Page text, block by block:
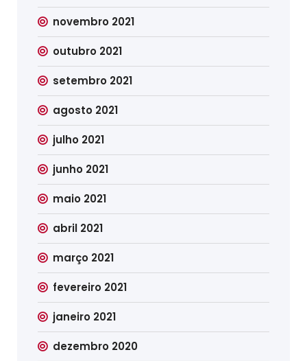
novembro 2021
outubro 2021
setembro 2021
agosto 2021
julho 2021
junho 2021
maio 2021
abril 2021
março 2021
fevereiro 2021
janeiro 2021
dezembro 2020